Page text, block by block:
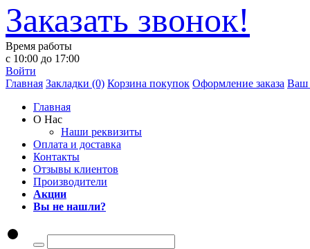
Заказать звонок!
Время работы
с 10:00 до 17:00
Войти
Главная Закладки (0) Корзина покупок Оформление заказа Ваш
Главная
О Нас
Наши реквизиты
Оплата и доставка
Контакты
Отзывы клиентов
Производители
Акции
Вы не нашли?